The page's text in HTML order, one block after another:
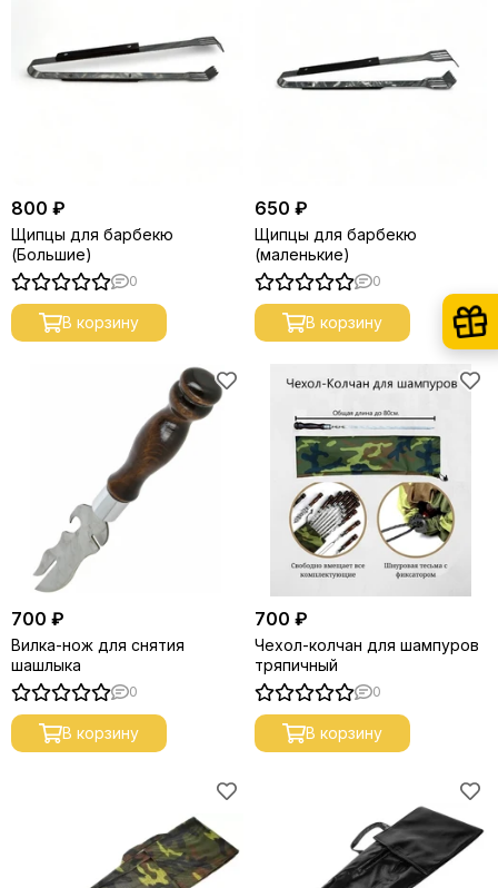
800 ₽
Щипцы для барбекю
(Большие)
0
В корзину
650 ₽
Щипцы для барбекю
(маленькие)
0
В корзину
700 ₽
Вилка-нож для снятия
шашлыка
0
В корзину
700 ₽
Чехол-колчан для шампуров
тряпичный
0
В корзину